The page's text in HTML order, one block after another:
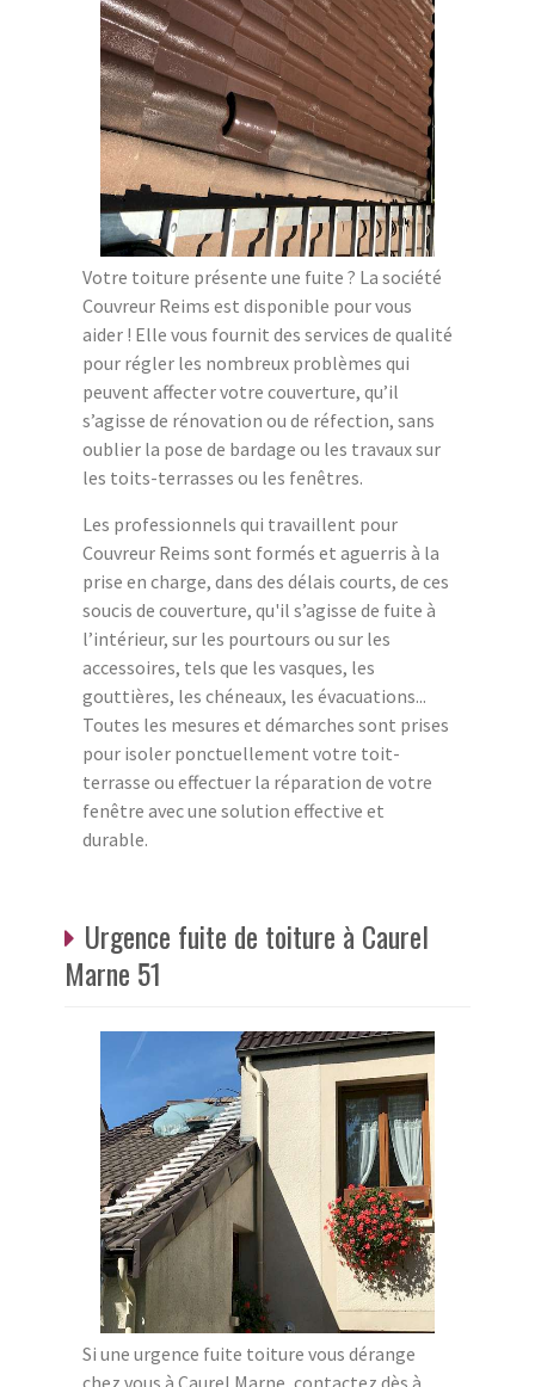
Votre toiture présente une fuite ? La société
Couvreur Reims est disponible pour vous
aider ! Elle vous fournit des services de qualité
pour régler les nombreux problèmes qui
peuvent affecter votre couverture, qu’il
s’agisse de rénovation ou de réfection, sans
oublier la pose de bardage ou les travaux sur
les toits-terrasses ou les fenêtres.
Les professionnels qui travaillent pour
Couvreur Reims sont formés et aguerris à la
prise en charge, dans des délais courts, de ces
soucis de couverture, qu'il s’agisse de fuite à
l’intérieur, sur les pourtours ou sur les
accessoires, tels que les vasques, les
gouttières, les chéneaux, les évacuations...
Toutes les mesures et démarches sont prises
pour isoler ponctuellement votre toit-
terrasse ou effectuer la réparation de votre
fenêtre avec une solution effective et
durable.
Urgence fuite de toiture à Caurel
Marne 51
Si une urgence fuite toiture vous dérange